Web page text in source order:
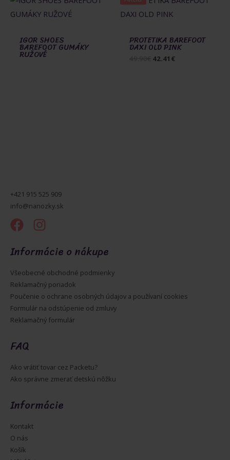
IGOR SHOES
BAREFOOT GUMÁKY
RUŽOVÉ
PROTETIKA BAREFOOT
DAXI OLD PINK
Pôvodná
42.41 €
+421 915 525 909
info@nanozky.sk
Informácie o nákupe
Všeobecné obchodné podmienky
Reklamačný poriadok
Poučenie o ochrane osobných údajov a používaní cookies
Formulár na odstúpenie od zmluvy
Reklamačný formulár
FAQ
Ako vrátiť tovar cez Packetu?
Ako správne zmerať detskú nôžku
Informácie
Kontakt
O nás
Košík